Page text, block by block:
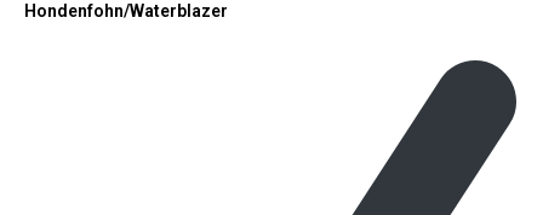
Hondenfohn/Waterblazer